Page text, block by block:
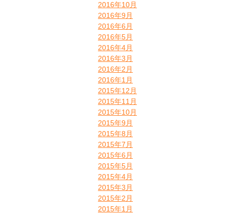
2016年10月
2016年9月
2016年6月
2016年5月
2016年4月
2016年3月
2016年2月
2016年1月
2015年12月
2015年11月
2015年10月
2015年9月
2015年8月
2015年7月
2015年6月
2015年5月
2015年4月
2015年3月
2015年2月
2015年1月